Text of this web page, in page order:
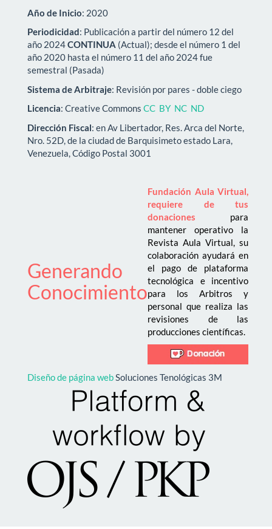
Año de Inicio: 2020
Periodicidad: Publicación a partir del número 12 del
año 2024CONTINUA (Actual); desde el número 1 del
año 2020 hasta el número 11 del año 2024 fue
semestral (Pasada)
Sistema de Arbitraje: Revisión por pares - doble ciego
Licencia: Creative Commons CC BY NC ND
Dirección Fiscal: en Av Libertador, Res. Arca del Norte,
Nro. 52D, de la ciudad de Barquisimeto estado Lara,
Venezuela, Código Postal 3001
Generando
Conocimiento
Fundación Aula Virtual,
requiere de tus
donaciones
para
mantener operativo la
Revista Aula Virtual, su
colaboración ayudará en
el pago de plataforma
tecnológica e incentivo
para los Arbitros y
personal que realiza las
revisiones de las
producciones científicas.
Diseño de página web Soluciones Tenológicas 3M